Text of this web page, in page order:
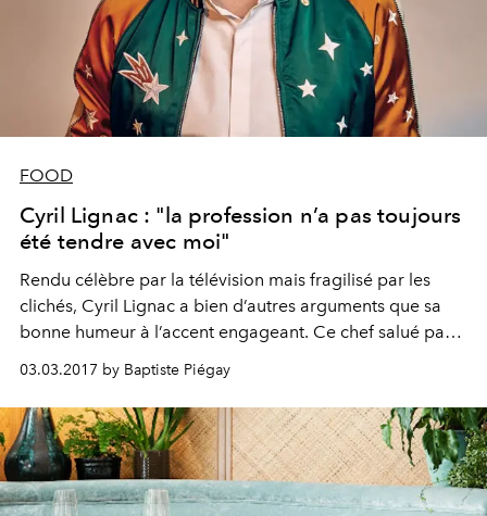
FOOD
Cyril Lignac : "la profession n’a pas toujours
été tendre avec moi"
Rendu célèbre par la télévision mais fragilisé par les
clichés, Cyril Lignac a bien d’autres arguments que sa
bonne humeur à l’accent engageant. Ce chef salué par
ses pairs construit un bel empire, sans délaisser ses
03.03.2017 by Baptiste Piégay